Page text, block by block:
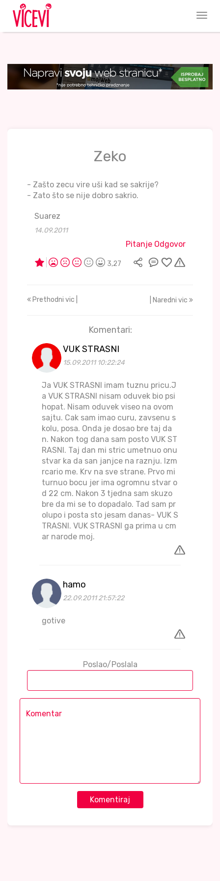
Zeko
- Zašto zecu vire uši kad se sakrije?
- Zato što se nije dobro sakrio.
Suarez
14.09.2011
Pitanje Odgovor
3,27
Prethodni vic | | Naredni vic
Komentari:
VUK STRASNI
15.09.2011 10:22:24
Ja VUK STRASNI imam tuznu pricu.J
a VUK STRASNI nisam oduvek bio psi
hopat. Nisam oduvek viseo na ovom
sajtu. Cak sam imao curu, zavsenu s
kolu, posa. Onda je dosao bre taj da
n. Nakon tog dana sam posto VUK ST
RASNI. Taj dan mi stric umetnuo onu
stvar ka da san janjce na raznju. Izm
rcario me. Krv na sve strane. Prvo mi
turnuo bocu jer ima ogromnu stvar o
d 22 cm. Nakon 3 tjedna sam skuzo
bre da mi se to dopadalo. Tad sam pr
olupo i posta sto jesam danas- VUK S
TRASNI. VUK STRASNI ga prima u cm
ar narode moj.
hamo
22.09.2011 21:57:22
gotive
Poslao/Poslala
Komentiraj